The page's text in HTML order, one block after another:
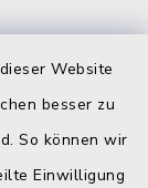
Website
besser zu
So können wir
Einwilligung